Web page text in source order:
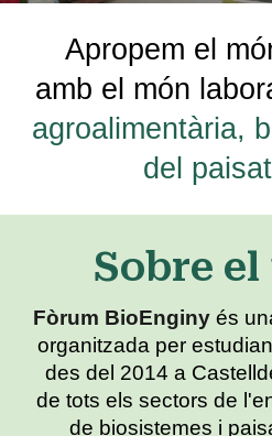
Apropem el
amb el món
agroalimentària,
del
Sobre
Fòrum BioEnginy és
organitzada per
des del 2014 a
de tots els sectors de
de biosistemes i